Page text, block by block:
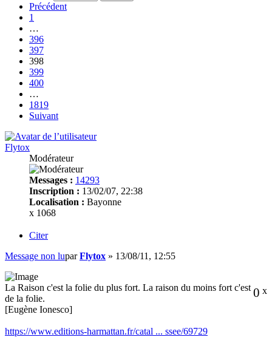
Précédent
1
…
396
397
398
399
400
…
1819
Suivant
Flytox
Modérateur
Messages : 14293
Inscription : 13/02/07, 22:38
Localisation : Bayonne
x 1068
Citer
Message non luparFlytox » 13/08/11, 12:55
0 x
La Raison c'est la folie du plus fort. La raison du moins fort c'est
de la folie.
[Eugène Ionesco]
https://www.editions-harmattan.fr/catal ... ssee/69729